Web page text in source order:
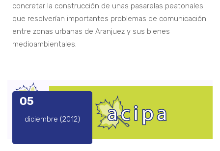
concretar la construcción de unas pasarelas peatonales
que resolverían importantes problemas de comunicación
entre zonas urbanas de Aranjuez y sus bienes
medioambientales.
05
diciembre (2012)